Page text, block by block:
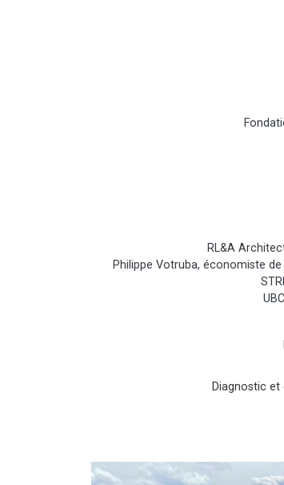
RL&A
Philippe Votruba, économiste
Diagnostic et